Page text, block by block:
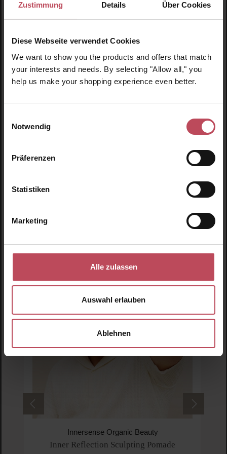
Zustimmung Details Über Cookies
Diese Webseite verwendet Cookies
We want to show you the products and offers that match
your interests and needs. By selecting "Allow all," you
help us make your shopping experience even better.
Notwendig
Präferenzen
Statistiken
Marketing
Alle zulassen
Auswahl erlauben
Ablehnen
Durchschnittliche Bewertung von 5 von 5
Innersense Organic Beauty
Produkt Anzahl: Gib den gewünschten Wert
Ähnliche Produkte
Innersense Organic Beauty
Inner Reflection Sculpting Pomade